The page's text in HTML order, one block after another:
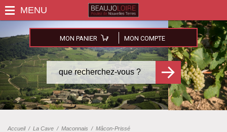
MON PANIER MON COMPTE
Accueil/ La Cave / Maconnais / Mâcon-Prissé